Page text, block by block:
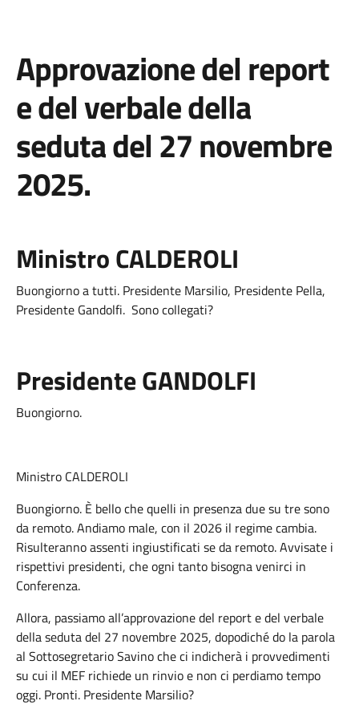
Approvazione del report
e del verbale della
seduta del 27 novembre
2025.
Ministro CALDEROLI
Buongiorno a tutti. Presidente Marsilio, Presidente Pella,
Presidente Gandolfi. Sono collegati?
Presidente GANDOLFI
Buongiorno.
Ministro CALDEROLI
Buongiorno. È bello che quelli in presenza due su tre sono
da remoto. Andiamo male, con il 2026 il regime cambia.
Risulteranno assenti ingiustificati se da remoto. Avvisate i
rispettivi presidenti, che ogni tanto bisogna venirci in
Conferenza.
Allora, passiamo all’approvazione del report e del verbale
della seduta del 27 novembre 2025, dopodiché do la parola
al Sottosegretario Savino che ci indicherà i provvedimenti
su cui il MEF richiede un rinvio e non ci perdiamo tempo
oggi. Pronti. Presidente Marsilio?